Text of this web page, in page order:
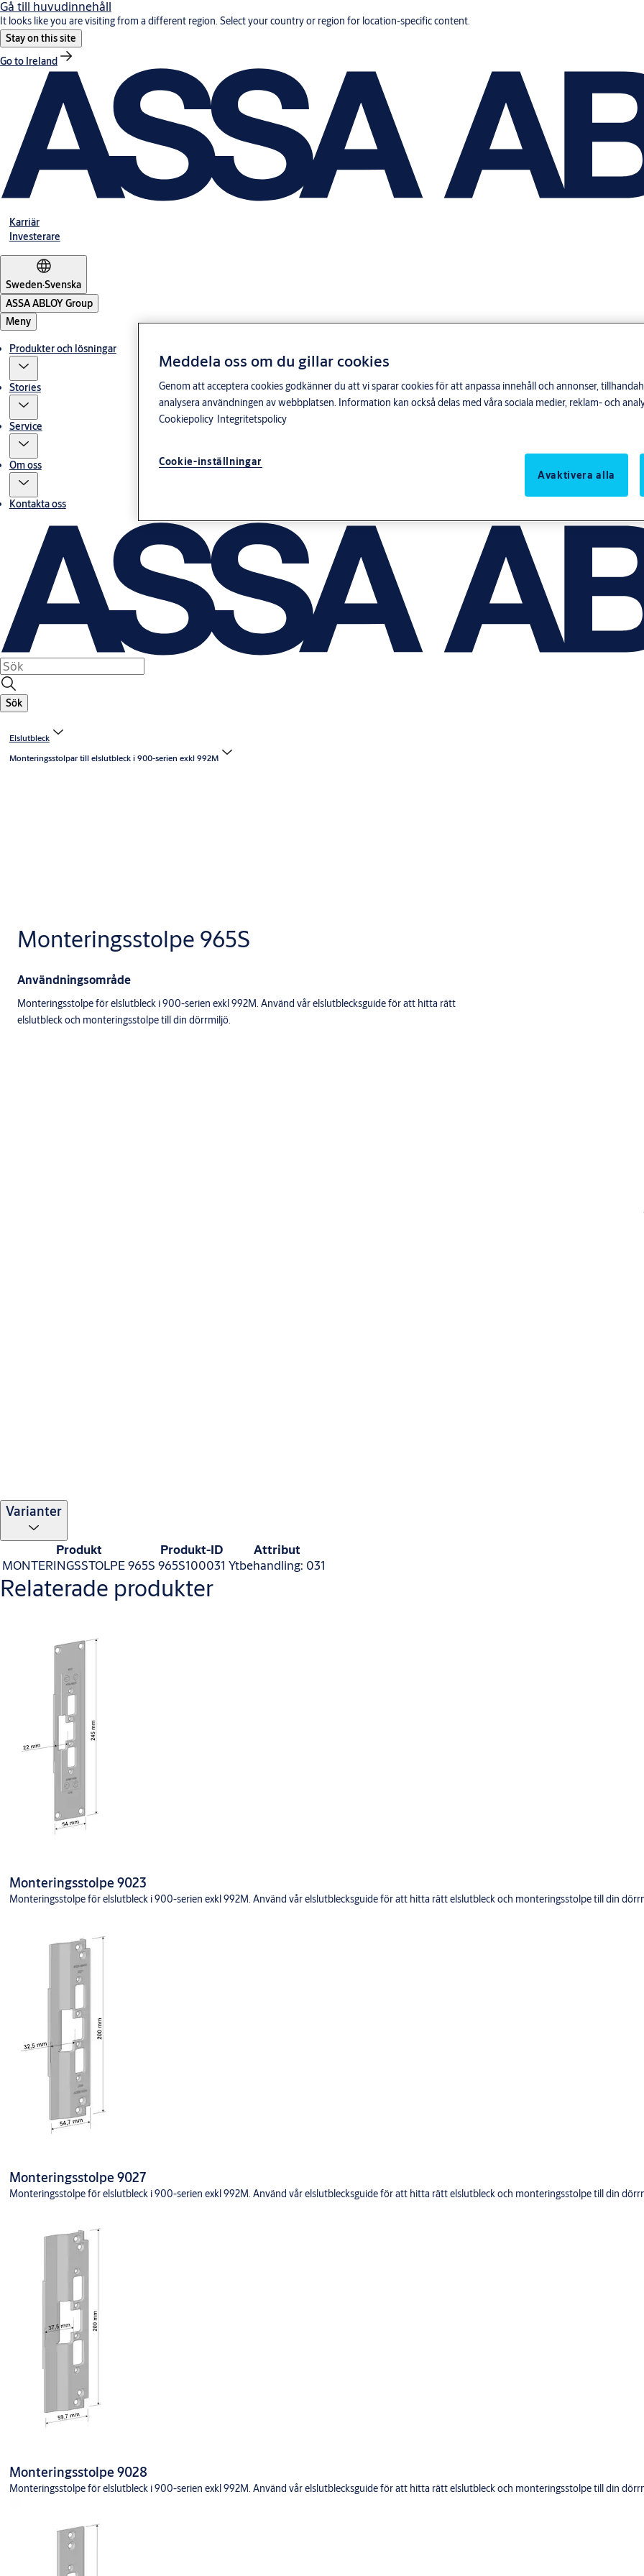
Gå till huvudinnehåll
It looks like you are visiting from a different region. Select your country or region for location-specific content.
Stay on this site
Go to Ireland
Karriär
Investerare
Sweden·Svenska
ASSA ABLOY Group
Meny
Produkter och lösningar
Stories
Service
Om oss
Kontakta oss
Sök
Elslutbleck
Monteringsstolpar till elslutbleck i 900-serien exkl 992M
Monteringsstolpe 965S
Användningsområde
Monteringsstolpe för elslutbleck i 900-serien exkl 992M. Använd vår elslutblecksguide för att hitta rätt
elslutbleck och monteringsstolpe till din dörrmiljö.
Varianter
Produkt Produkt-ID
Attribut
MONTERINGSSTOLPE 965S 965S100031 Ytbehandling: 031
Relaterade produkter
Monteringsstolpe 9023
Monteringsstolpe för elslutbleck i 900-serien exkl 992M. Använd vår elslutblecksguide för att hitta rätt elslutbleck och monteringsstolpe till din
Monteringsstolpe 9027
Monteringsstolpe för elslutbleck i 900-serien exkl 992M. Använd vår elslutblecksguide för att hitta rätt elslutbleck och monteringsstolpe till din
Monteringsstolpe 9028
Monteringsstolpe för elslutbleck i 900-serien exkl 992M. Använd vår elslutblecksguide för att hitta rätt elslutbleck och monteringsstolpe till din
Meddela oss om du gillar cookies
Genom att acceptera cookies godkänner du att vi sparar cookies för att anpassa innehåll och annonser,
analysera användningen av webbplatsen. Information kan också delas med våra sociala medier, reklam- och
Cookiepolicy Integritetspolicy
Cookie-inställningar
Avaktivera alla